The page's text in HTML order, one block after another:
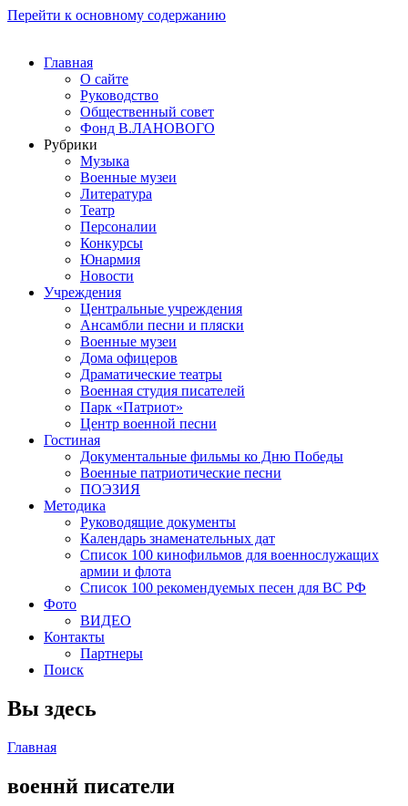
Перейти к основному содержанию
Главная
О сайте
Руководство
Общественный совет
Фонд В.ЛАНОВОГО
Рубрики
Музыка
Военные музеи
Литература
Театр
Персоналии
Конкурсы
Юнармия
Новости
Учреждения
Центральные учреждения
Ансамбли песни и пляски
Военные музеи
Дома офицеров
Драматические театры
Военная студия писателей
Парк «Патриот»
Центр военной песни
Гостиная
Документальные фильмы ко Дню Победы
Военные патриотические песни
ПОЭЗИЯ
Методика
Руководящие документы
Календарь знаменательных дат
Список 100 кинофильмов для военнослужащих
армии и флота
Список 100 рекомендуемых песен для ВС РФ
Фото
ВИДЕО
Контакты
Партнеры
Поиск
Вы здесь
Главная
военнй писатели